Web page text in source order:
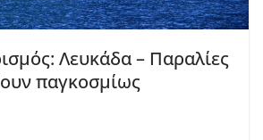
Λευκάδα – Παραλίες
παγκοσμίως